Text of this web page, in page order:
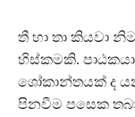
තී හා තා කියවා
හිස්කමකි.
ශෝකාන්තයක් ද
පිනවීම පසෙක